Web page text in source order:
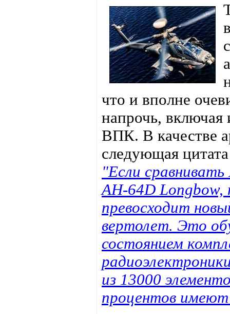
что и вполне
напрочь, включая
ВПК. В качестве
следующая
"Если
AH-64D Longbow,
превосходит
вертолет. Это
состоянием
из 13000
процентов